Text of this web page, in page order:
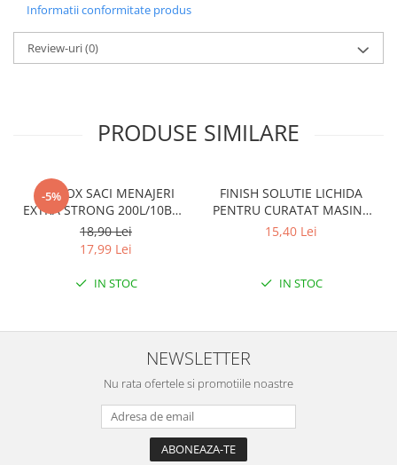
Informatii conformitate produs
Review-uri(0)
PRODUSE SIMILARE
-5%
CLINOX SACI MENAJERI
EXTRA STRONG 200L/10BUC
LDPE NEGRI (90*122CM)
ETICHETA MOV
18,90 Lei
17,99 Lei
IN STOC
FINISH SOLUTIE LICHIDA
PENTRU CURATAT MASINA
DE SPALAT VASE 250ML
15,40 Lei
IN STOC
NEWSLETTER
Nu rata ofertele si promotiile noastre